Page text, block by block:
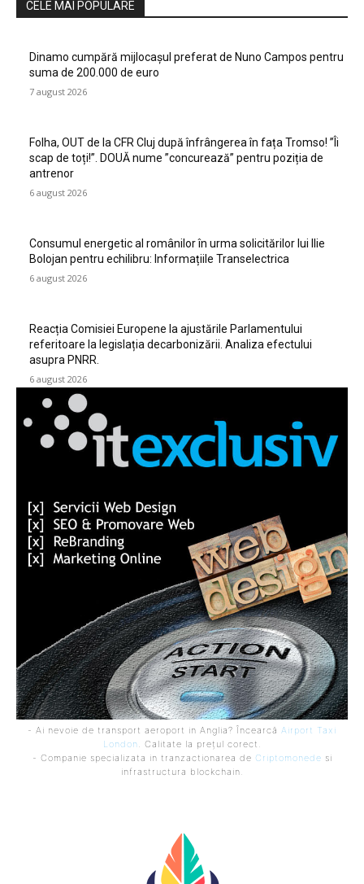
CELE MAI POPULARE
Dinamo cumpără mijlocașul preferat de Nuno Campos pentru
suma de 200.000 de euro
7 august 2026
Folha, OUT de la CFR Cluj după înfrângerea în fața Tromso! ”Îi
scap de toți!”. DOUĂ nume ”concurează” pentru poziția de
antrenor
6 august 2026
Consumul energetic al românilor în urma solicitărilor lui Ilie
Bolojan pentru echilibru: Informațiile Transelectrica
6 august 2026
Reacția Comisiei Europene la ajustările Parlamentului
referitoare la legislația decarbonizării. Analiza efectului
asupra PNRR.
6 august 2026
- Ai nevoie de transport aeroport in Anglia? Încearcă Airport Taxi
London . Calitate la prețul corect.
- Companie specializata in tranzactionarea de Criptomonede si
infrastructura blockchain.